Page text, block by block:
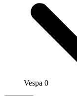
Vespa 0